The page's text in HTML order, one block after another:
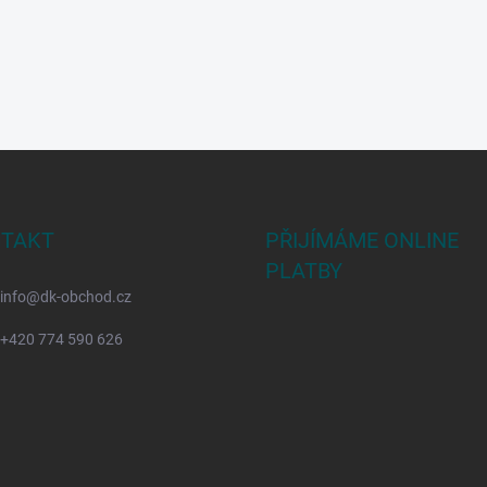
info@dk-obchod.cz
+420 774 590 626
PŘIJÍMÁME ONLINE
PLATBY